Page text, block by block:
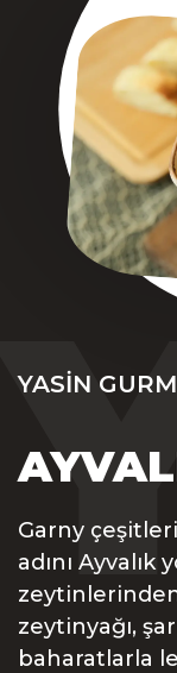
YASIN
Garny
adını
zeytinlerinden
zeytinyağı,
baharatlarla